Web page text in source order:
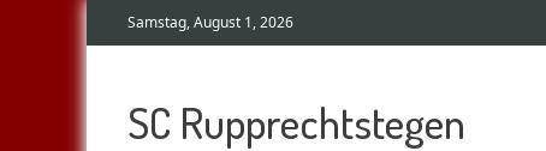
Samstag, August 1, 2026
SC Rupprechtstegen